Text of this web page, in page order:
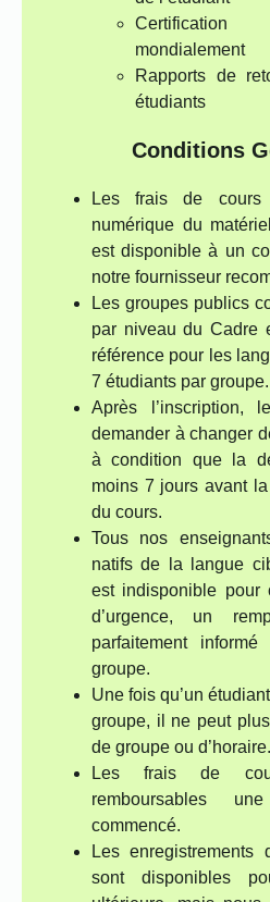
Certification
mondialement
Rapports de
étudiants
Conditions
Les frais de cours
numérique du
est disponible à un
notre fournisseur
Les groupes publics
par niveau du Cadre
référence pour les
7 étudiants par groupe.
Après l’inscription,
demander à changer
à condition que la
moins 7 jours avant
du cours.
Tous nos
natifs de la langue
est indisponible pour
d’urgence, un
parfaitement
groupe.
Une fois qu’un
groupe, il ne peut
de groupe ou d’horaire.
Les frais de
remboursables
commencé.
Les
sont disponibles